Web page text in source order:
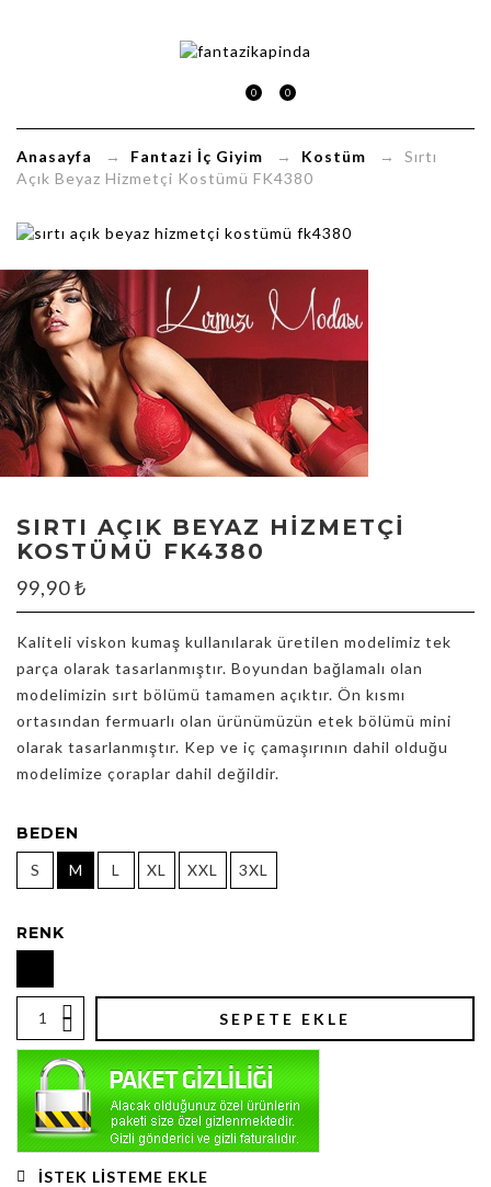
0 0
Anasayfa → Fantazi İç Giyim → Kostüm → Sırtı
Açık Beyaz Hizmetçi Kostümü FK4380
SIRTI AÇIK BEYAZ HIZMETÇI
KOSTÜMÜ FK4380
99,90₺
Kaliteli viskon kumaş kullanılarak üretilen modelimiz tek
parça olarak tasarlanmıştır. Boyundan bağlamalı olan
modelimizin sırt bölümü tamamen açıktır. Ön kısmı
ortasından fermuarlı olan ürünümüzün etek bölümü mini
olarak tasarlanmıştır. Kep ve iç çamaşırının dahil olduğu
modelimize çoraplar dahil değildir.
BEDEN
S M L XL XXL 3XL
RENK
SEPETE EKLE
İSTEK LISTEME EKLE